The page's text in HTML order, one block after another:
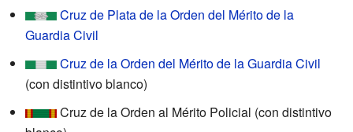
Cruz de Plata de la Orden del Mérito de la
Guardia Civil
Cruz de la Orden del Mérito de la Guardia Civil
(con distintivo blanco)
Cruz de la Orden al Mérito Policial (con distintivo